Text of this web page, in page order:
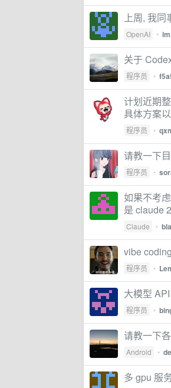
上周, 我同
OpenAI •
关于
程序员 •
计划近期
具体方案
程序员 •
请教一下
程序员 •
如果不考
是 claude
Claude •
vibe
程序员 •
大模型
程序员 •
请教一下
Android •
多 gpu 服